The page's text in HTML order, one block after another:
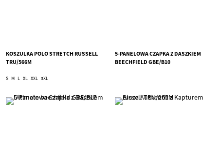
KOSZULKA POLO STRETCH RUSSELL
TRU/566M
S M L XL XXL 3XL
5-PANELOWA CZAPKA Z DASZKIEM
BEECHFIELD GBE/B10